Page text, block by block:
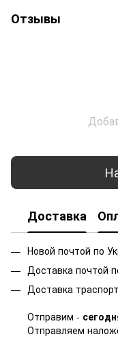
Отзывы
Доставка
Новой почтой по
Доставка почтой
Доставка
Отправим -
Отправляем